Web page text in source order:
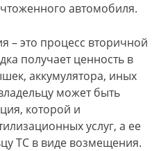
автомобиля.
– это процесс вторичной
получает ценность в
аккумулятора, иных
может быть
которой и
услуг, а ее
ТС в виде возмещения.